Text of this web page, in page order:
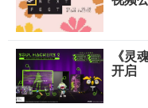
《灵
开启